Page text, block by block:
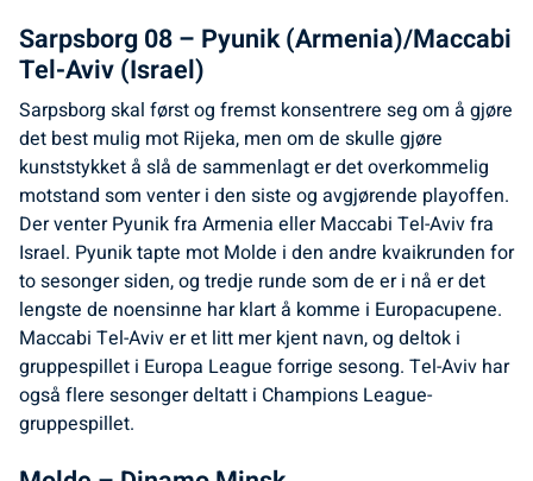
Sarpsborg 08 – Pyunik (Armenia)/Maccabi
Tel-Aviv (Israel)
Sarpsborg skal først og fremst konsentrere seg om å gjøre
det best mulig mot Rijeka, men om de skulle gjøre
kunststykket å slå de sammenlagt er det overkommelig
motstand som venter i den siste og avgjørende playoffen.
Der venter Pyunik fra Armenia eller Maccabi Tel-Aviv fra
Israel. Pyunik tapte mot Molde i den andre kvaikrunden for
to sesonger siden, og tredje runde som de er i nå er det
lengste de noensinne har klart å komme i Europacupene.
Maccabi Tel-Aviv er et litt mer kjent navn, og deltok i
gruppespillet i Europa League forrige sesong. Tel-Aviv har
også flere sesonger deltatt i Champions League-
gruppespillet.